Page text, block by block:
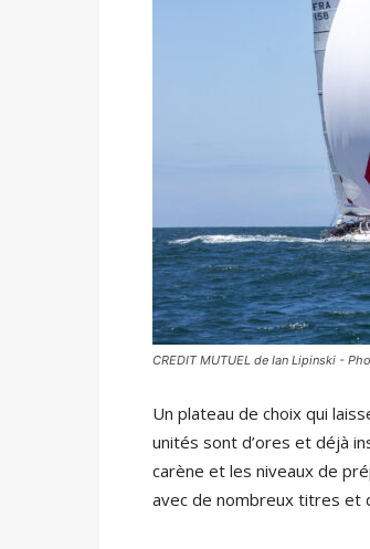
CREDIT MUTUEL de Ian Lipinski -
Un plateau de choix qui
unités sont d’ores et déjà
carène et les niveaux de
avec de nombreux titres et